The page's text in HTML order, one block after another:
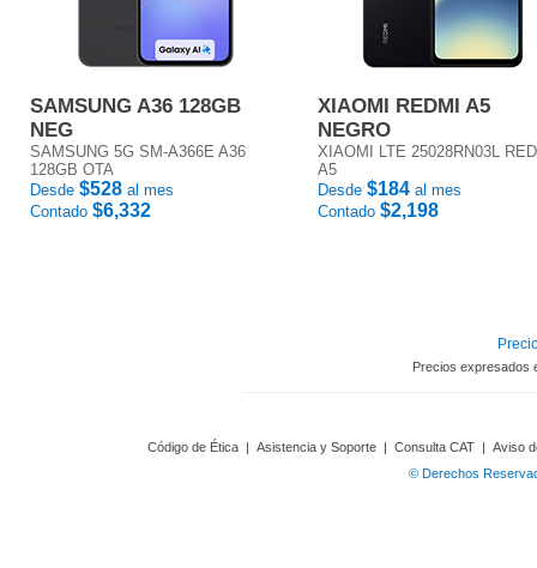
SAMSUNG A36 128GB
NEG
SAMSUNG 5G SM-A366E A36
128GB OTA
Desde $528 al mes
Contado $6,332
XIAOMI REDMI A5
NEGRO
XIAOMI LTE 25028RN03L
A5
Desde $184 al mes
Contado $2,198
Precios expresados
Código de Ética | Asistencia y Soporte | Consulta CAT | Aviso
© Derechos